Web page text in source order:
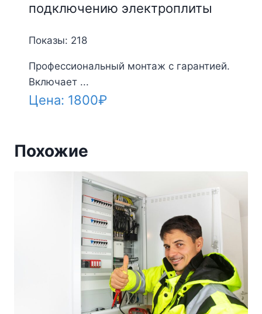
подключению электроплиты
Показы: 218
Профессиональный монтаж с гарантией.
Включает ...
Цена: 1800₽
Похожие